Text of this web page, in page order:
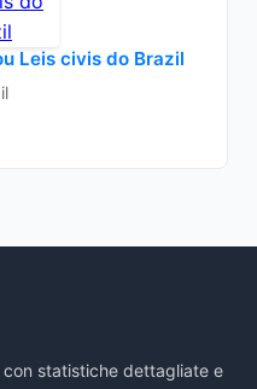
Leis civis do Brazil
statistiche dettagliate e